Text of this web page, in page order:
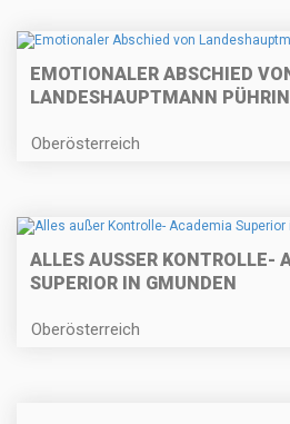
EMOTIONALER ABSCHIED
LANDESHAUPTMANN
Oberösterreich
ALLES AUSSER KONTROLLE-
UPERIOR IN GMUNDEN
Oberösterreich